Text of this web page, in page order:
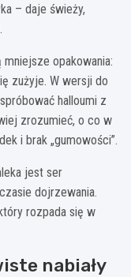
– daje świeży,
opakowania:
zużyje. W wersji do
halloumi z
zrozumieć, o co w
i brak „gumowości”.
jest ser
dojrzewania.
rozpada się w
nabiały